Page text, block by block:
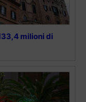
milioni di